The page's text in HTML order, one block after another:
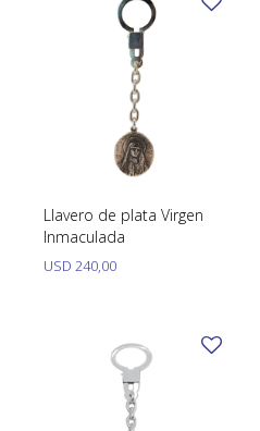
Llavero de plata Virgen
Inmaculada
USD 240,00